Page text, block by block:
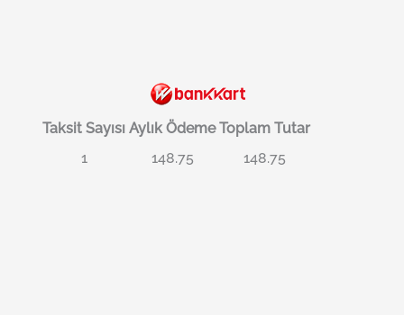
Taksit Sayısı Aylık Ödeme Toplam Tutar
1
148.75 148.75